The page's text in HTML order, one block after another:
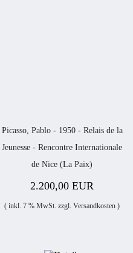
Picasso, Pablo - 1950 - Relais de la
Jeunesse - Rencontre Internationale
de Nice (La Paix)
2.200,00 EUR
( inkl. 7 % MwSt. zzgl.Versandkosten )